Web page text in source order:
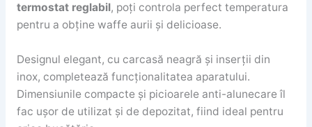
termostat reglabil, poți controla perfect temperatura
pentru a obține waffe aurii și delicioase.
Designul elegant, cu carcasă neagră și inserții din
inox, completează funcționalitatea aparatului.
Dimensiunile compacte și picioarele anti-alunecare îl
fac ușor de utilizat și de depozitat, fiind ideal pentru